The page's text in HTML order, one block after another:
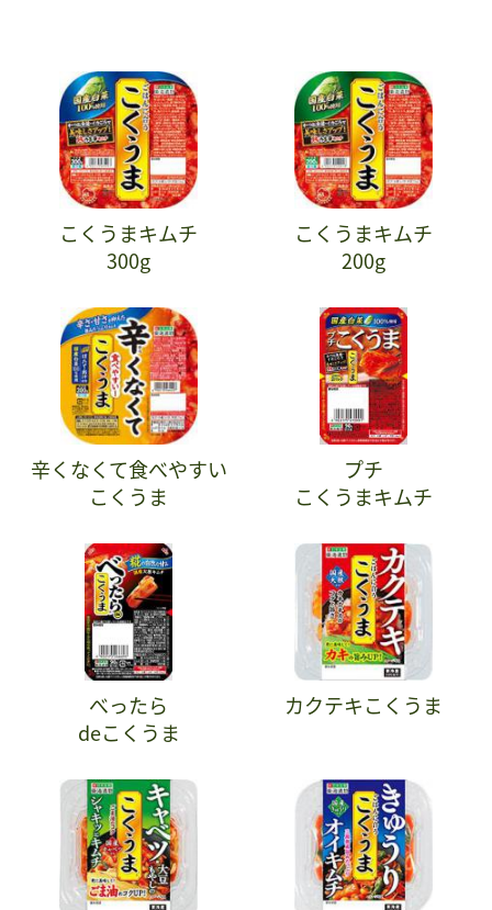
こくうまキムチ
300g
こくうまキムチ
200g
辛くなくて食べやすい
こくうま
プチ
こくうまキムチ
べったら
deこくうま
カクテキこくうま